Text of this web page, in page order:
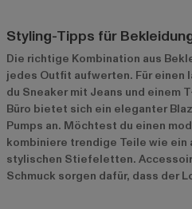
Styling-Tipps für
Die richtige Kombination aus
jedes Outfit aufwerten. Für einen
du Sneaker mit Jeans und einem
Büro bietet sich ein eleganter
Pumps an. Möchtest du einen
kombiniere trendige Teile wie ein
stylischen Stiefeletten.
Schmuck sorgen dafür, dass der